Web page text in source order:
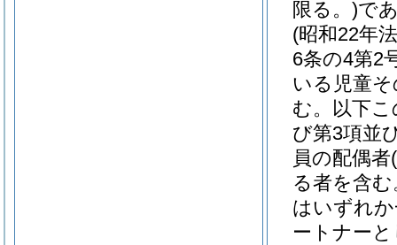
限る。)で
(昭和22年
6条の4第2
いる児童
む。以下
び第3項並
員の配偶者
る者を含
はいずれ
ートナー